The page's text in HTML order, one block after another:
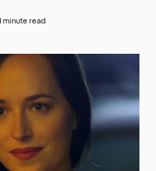
minute read